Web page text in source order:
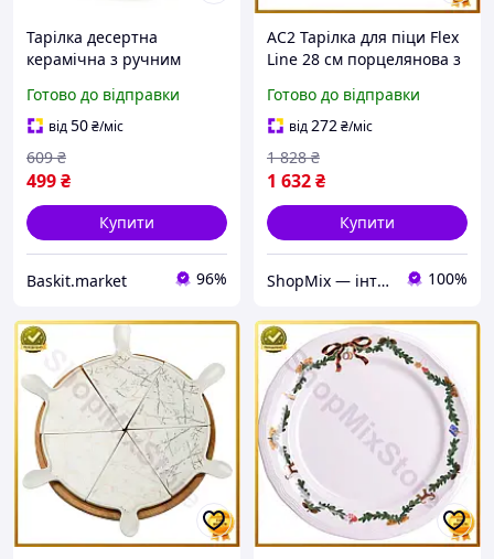
Тарілка десертна
керамічна з ручним
Готово до відправки
від50₴/міс
499₴
609 ₴
Купити
Baskit.market 96%
AC2 Тарілка для піци Flex
Line 28 см порцелянова з
обертаюча секційна
чорна для с DE
Готово до відправки
від272₴/міс
1 632₴
1 828 ₴
Купити
ShopMix — інтернет-магазин сумок та аксесуарів 100%